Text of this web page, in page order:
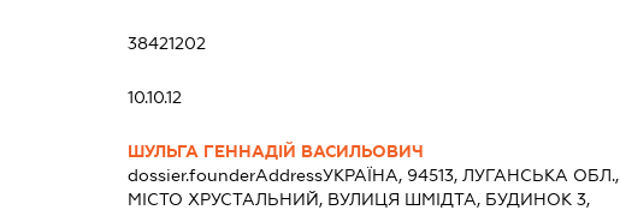
38421202
10.10.12
ШУЛЬГА ГЕННАДІЙ ВАСИЛЬОВИЧ
dossier.founderAddressУКРАЇНА, 94513, ЛУГАНСЬКА ОБЛ.,
МІСТО ХРУСТАЛЬНИЙ, ВУЛИЦЯ ШМІДТА, БУДИНОК 3,